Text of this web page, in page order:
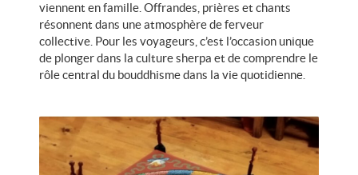
viennent en famille. Offrandes, prières et chants
résonnent dans une atmosphère de ferveur
collective. Pour les voyageurs, c’est l’occasion unique
de plonger dans la culture sherpa et de comprendre le
rôle central du bouddhisme dans la vie quotidienne.